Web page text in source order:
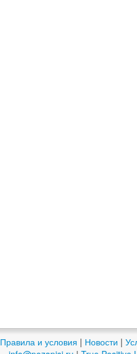
Правила и условия | Новости |